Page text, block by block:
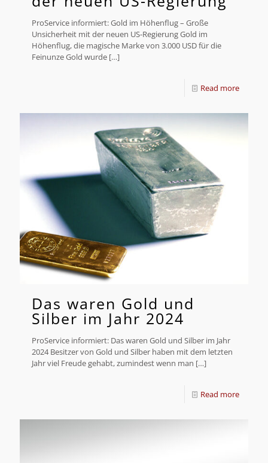
ProService informiert: Gold im Höhenflug – Große
Unsicherheit mit der neuen US-Regierung Gold im
Höhenflug, die magische Marke von 3.000 USD für die
Feinunze Gold wurde […]
Read more
Das waren Gold und
Silber im Jahr 2024
ProService informiert: Das waren Gold und Silber im Jahr
2024 Besitzer von Gold und Silber haben mit dem letzten
Jahr viel Freude gehabt, zumindest wenn man […]
Read more